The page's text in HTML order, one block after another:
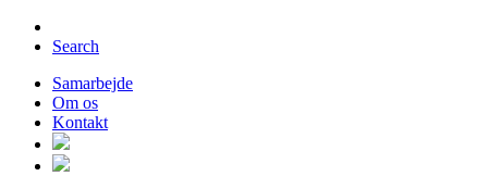
Search
Samarbejde
Om os
Kontakt